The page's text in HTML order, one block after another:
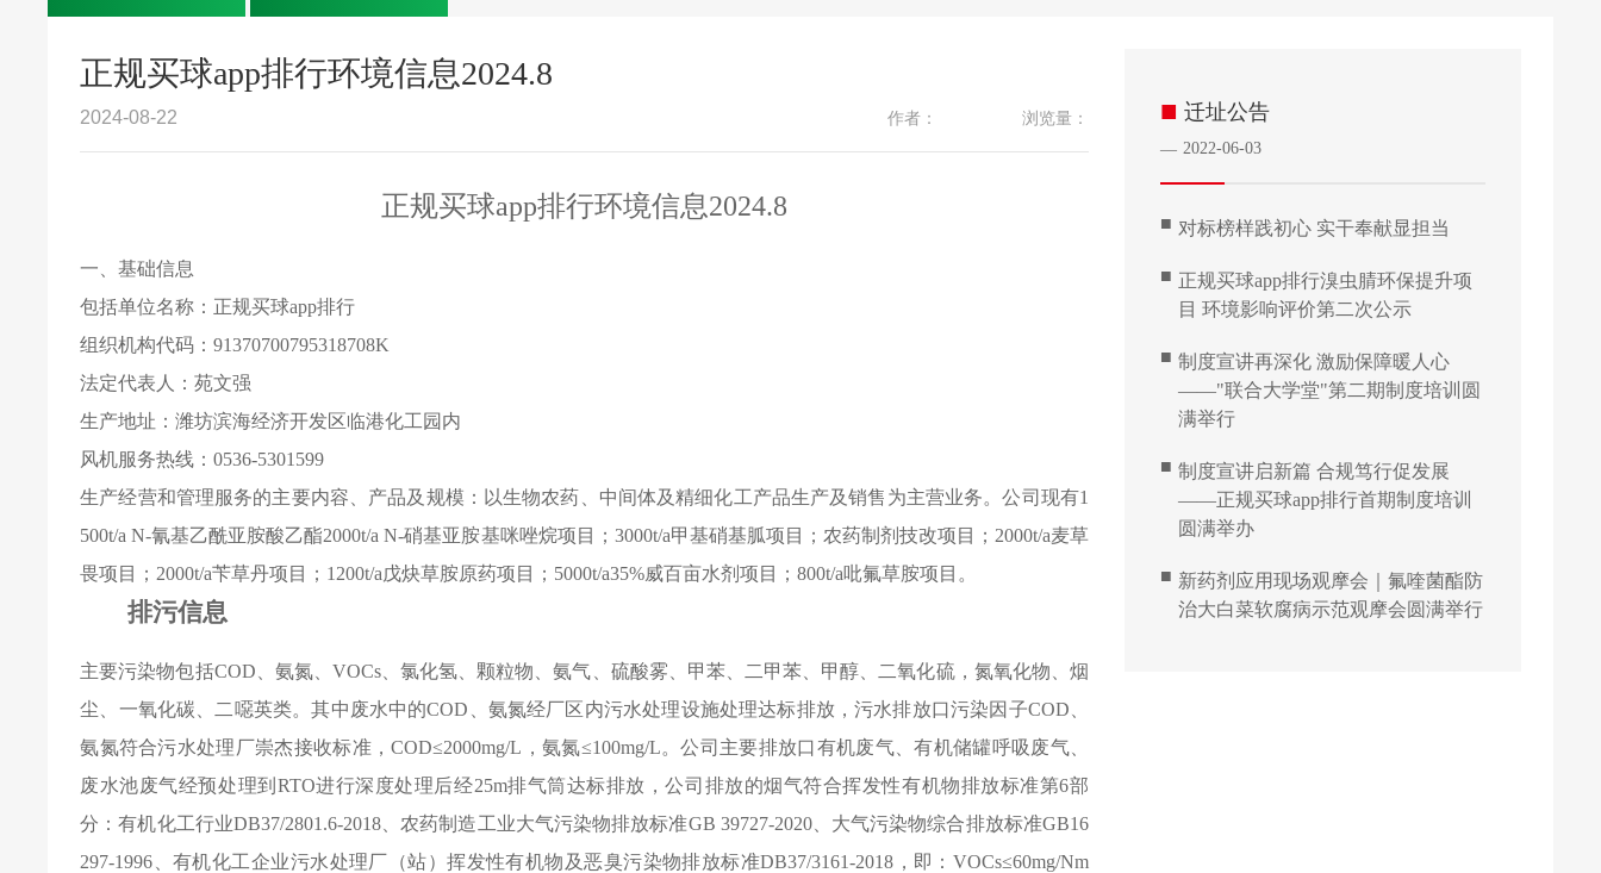
正规买球app排行环境信息2024.8
2024-08-22 作者： 浏览量：
正规买球app排行环境信息2024.8
一、基础信息
包括单位名称：正规买球app排行
组织机构代码：91370700795318708K
法定代表人：苑文强
生产地址：潍坊滨海经济开发区临港化工园内
风机服务热线：0536-5301599
生产经营和管理服务的主要内容、产品及规模：以生物农药、中间体及精细化工产品生产及销售为主营业务。公司现有1
500t/a N-氰基乙酰亚胺酸乙酯2000t/a N-硝基亚胺基咪唑烷项目； 3000t/a甲基硝基胍项目；农药制剂技改项目； 2000t/a麦草
畏项目； 2000t/a苄草丹项目； 1200t/a戊炔草胺原药项目； 5000t/a35%威百亩水剂项目；800t/a吡氟草胺项目。
排污信息
主要污染物包括COD 、氨氮、 VOCs、氯化氢、颗粒物、氨气、硫酸雾、甲苯、二甲苯、甲醇、二氧化硫，氮氧化物、烟
尘、一氧化碳、二噁英类。其中废水中的COD 、氨氮经厂区内污水处理设施处理达标排放，污水排放口污染因子COD
氨氮符合污水处理厂崇杰接收标准，COD≤2000mg/L ，氨氮≤100mg/L。公司主要排放口有机废气、有机储罐呼吸废气、
废水池废气经预处理到 RTO进行深度处理后经25m排气筒达标排放，公司排放的烟气符合挥发性有机物排放标准第6部
分：有机化工行业DB37/2801.6-2018、农药制造工业大气污染物排放标准GB 39727-2020、大气污染物综合排放标准GB16
297-1996 、有机化工企业污水处理厂（站）挥发性有机物及恶臭污染物排放标准DB37/3161-2018 ，即： VOCs≤60mg/Nm
■ 迁址公告
— 2022-06-03
■ 对标榜样践初心 实干奉献显担当
■ 正规买球app排行溴虫腈环保提升项
目 环境影响评价第二次公示
■ 制度宣讲再深化 激励保障暖人心
——"联合大学堂"第二期制度培训圆
满举行
■ 制度宣讲启新篇 合规笃行促发展
——正规买球app排行首期制度培训
圆满举办
■ 新药剂应用现场观摩会｜氟喹菌酯防
治大白菜软腐病示范观摩会圆满举行